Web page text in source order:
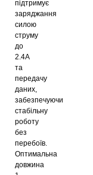
підтримує
заряджання
силою
струму
до
2.4A
та
передачу
даних,
забезпечуючи
стабільну
роботу
без
перебоїв.
Оптимальна
довжина